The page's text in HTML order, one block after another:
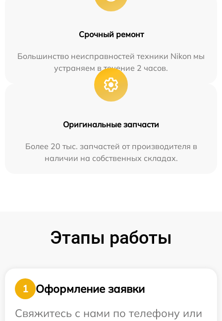
Срочный ремонт
Большинство неисправностей техники Nikon мы
устраняем в течение 2 часов.
Оригинальные запчасти
Более 20 тыс. запчастей от производителя в
наличии на собственных складах.
Этапы работы
1
Оформление заявки
Свяжитесь с нами по телефону или